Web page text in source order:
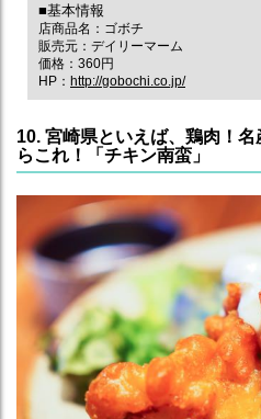
■基本情報
店商品名：ゴボチ
販売元：デイリーマーム
価格：360円
HP： http://gobochi.co.jp/
10. 宮崎県といえば、鶏肉！
らこれ！「チキン南蛮」